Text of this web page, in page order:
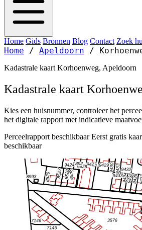
Home Gids Bronnen Blog Contact Zoek
Home / Apeldoorn /
Kadastrale kaart Korhoenweg, Apeldoorn
Kadastrale kaart
Kies een huisnummer, controleer het
het digitale rapport met indicatieve
Perceelrapport beschikbaar Eerst gratis
beschikbaar